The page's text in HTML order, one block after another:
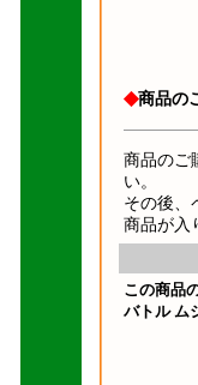
◆商品の
商品のご
い。
その後、
商品が入
この商品
バトル ム